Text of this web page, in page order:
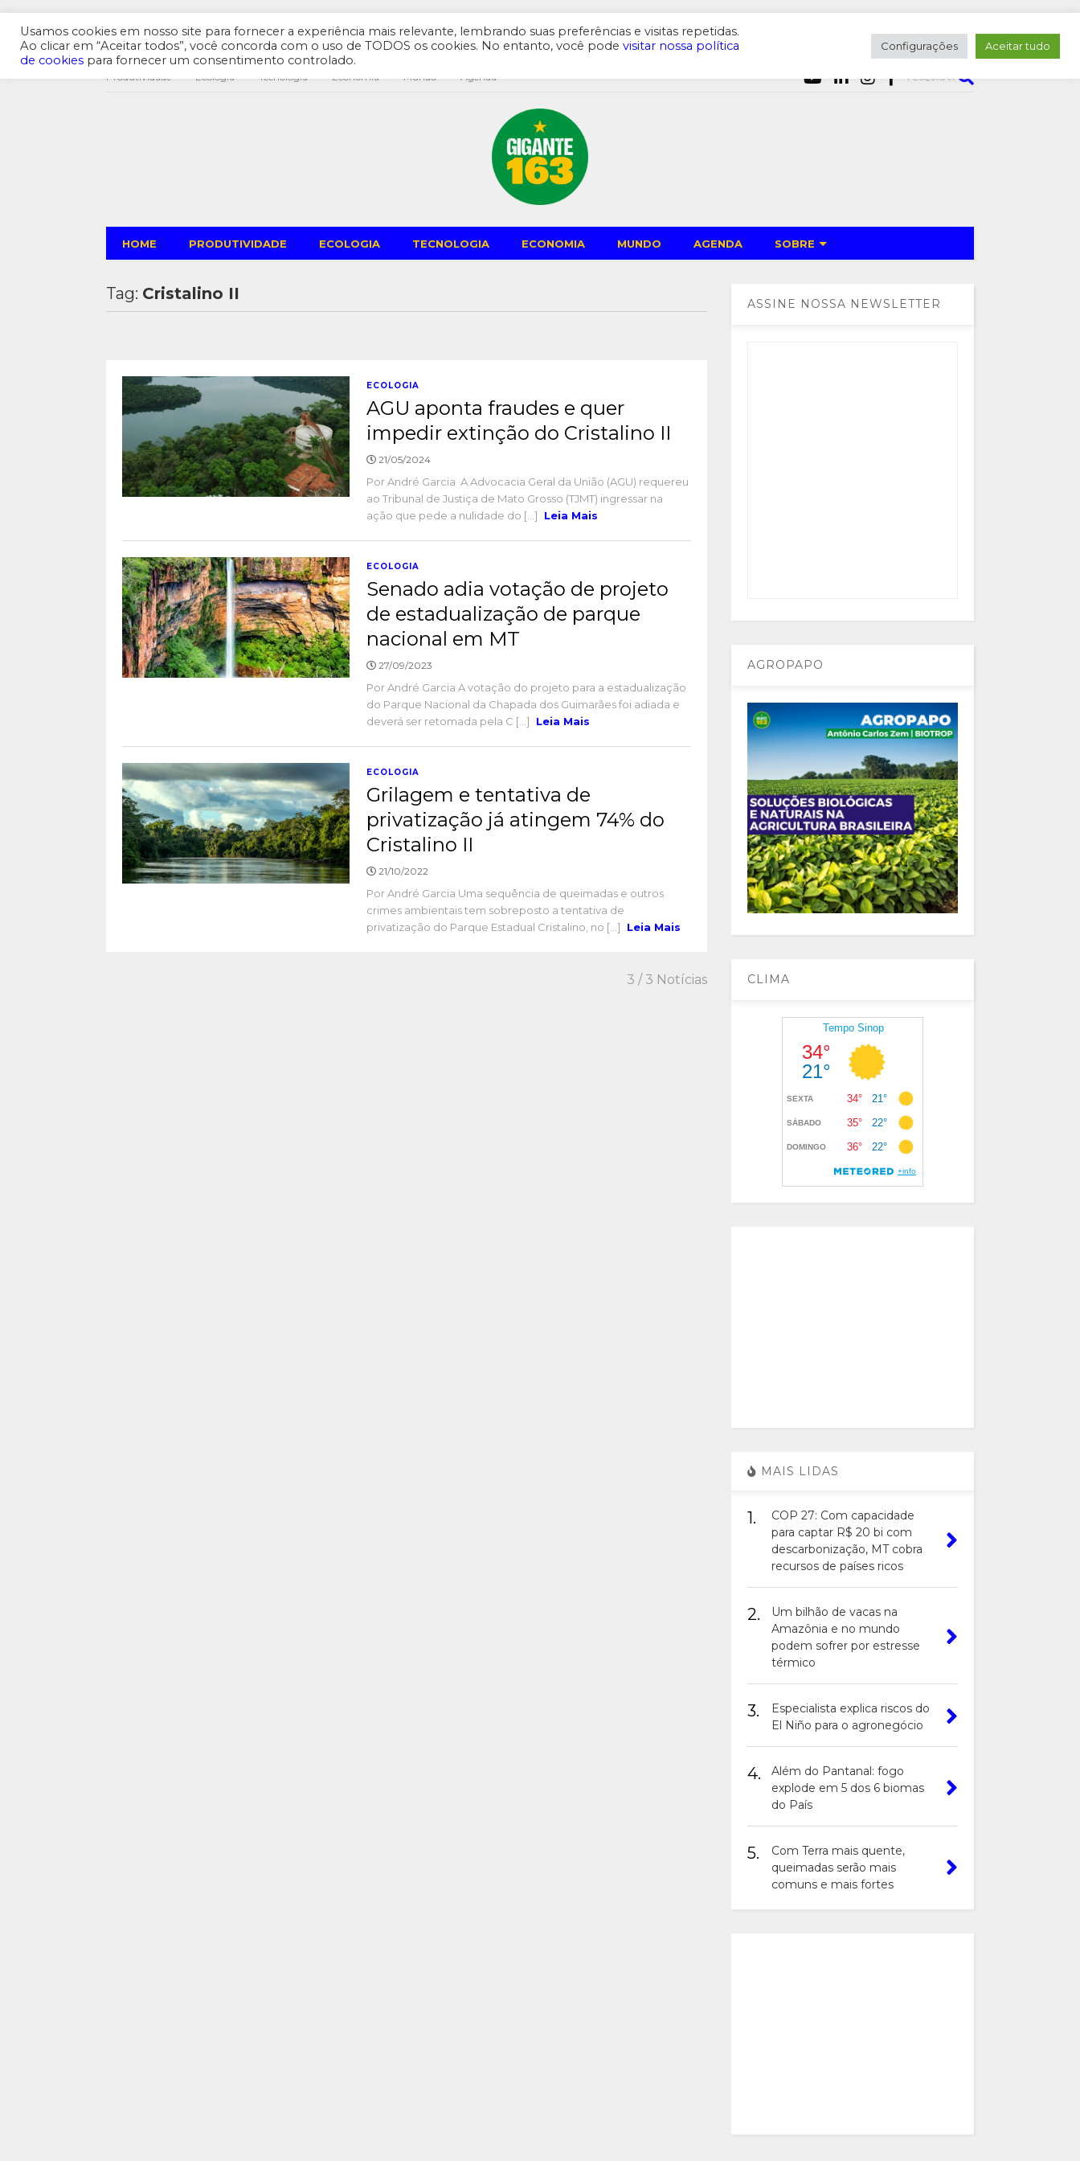
Produtividade Ecologia Tecnologia Economia Mundo Agenda PESQUISAR
HOME PRODUTIVIDADE ECOLOGIA TECNOLOGIA ECONOMIA MUNDO AGENDA SOBRE
Tag: Cristalino II
ECOLOGIA
AGU aponta fraudes e quer
impedir extinção do Cristalino II
21/05/2024
Por André Garcia A Advocacia Geral da União (AGU) requereu
ao Tribunal de Justiça de Mato Grosso (TJMT) ingressar na
ação que pede a nulidade do [...]
Leia Mais
ECOLOGIA
Senado adia votação de projeto
de estadualização de parque
nacional em MT
27/09/2023
Por André Garcia A votação do projeto para a estadualização
do Parque Nacional da Chapada dos Guimarães foi adiada e
deverá ser retomada pela C [...]
Leia Mais
ECOLOGIA
Grilagem e tentativa de
privatização já atingem 74% do
Cristalino II
21/10/2022
Por André Garcia Uma sequência de queimadas e outros
crimes ambientais tem sobreposto a tentativa de
privatização do Parque Estadual Cristalino, no [...]
Leia Mais
3 / 3 Notícias
ASSINE NOSSA NEWSLETTER
AGROPAPO
CLIMA
MAIS LIDAS
1.
COP 27: Com capacidade
para captar R$ 20 bi com
descarbonização, MT cobra
recursos de países ricos
2.
Um bilhão de vacas na
Amazônia e no mundo
podem sofrer por estresse
térmico
3.
Especialista explica riscos do
El Niño para o agronegócio
4.
Além do Pantanal: fogo
explode em 5 dos 6 biomas
do País
5.
Com Terra mais quente,
queimadas serão mais
comuns e mais fortes
Usamos cookies em nosso site para fornecer a experiência mais relevante, lembrando suas preferências e visitas repetidas.
Ao clicar em “Aceitar todos”, você concorda com o uso de TODOS os cookies. No entanto, você pode visitar nossa política
de cookies para fornecer um consentimento controlado.
Configurações Aceitar tudo